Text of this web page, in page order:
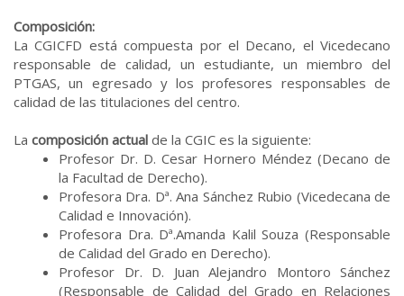
Composición:
La CGICFD está compuesta por el Decano, el Vicedecano
responsable de calidad, un estudiante, un miembro del
PTGAS, un egresado y los profesores responsables de
calidad de las titulaciones del centro.
La composición actual de la CGIC es la siguiente:
Profesor Dr. D. Cesar Hornero Méndez (Decano de
la Facultad de Derecho).
Profesora Dra. Dª. Ana Sánchez Rubio (Vicedecana de
Calidad e Innovación).
Profesora Dra. Dª.Amanda Kalil Souza (Responsable
de Calidad del Grado en Derecho).
Profesor Dr. D. Juan Alejandro Montoro Sánchez
(Responsable de Calidad del Grado en Relaciones